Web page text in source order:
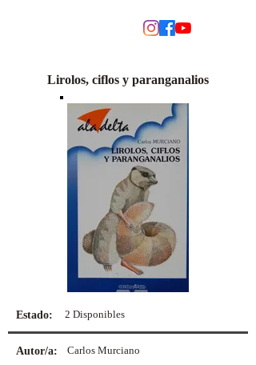
Lirolos, ciflos y paranganalios
Estado: 2 Disponibles
Autor/a:
Carlos Murciano